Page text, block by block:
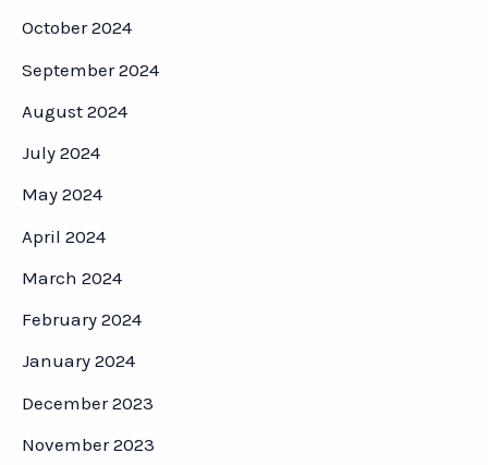
October 2024
September 2024
August 2024
July 2024
May 2024
April 2024
March 2024
February 2024
January 2024
December 2023
November 2023